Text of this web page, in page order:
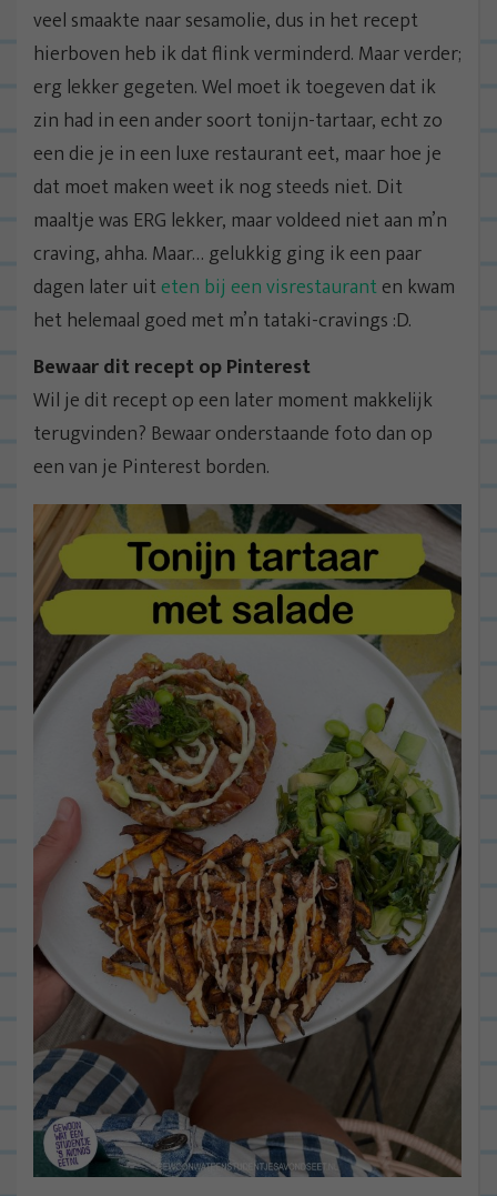
veel smaakte naar sesamolie, dus in het recept
hierboven heb ik dat flink verminderd. Maar verder;
erg lekker gegeten. Wel moet ik toegeven dat ik
zin had in een ander soort tonijn-tartaar, echt zo
een die je in een luxe restaurant eet, maar hoe je
dat moet maken weet ik nog steeds niet. Dit
maaltje was ERG lekker, maar voldeed niet aan m’n
craving, ahha. Maar… gelukkig ging ik een paar
dagen later uiteten bij een visrestauranten kwam
het helemaal goed met m’n tataki-cravings :D.
Bewaar dit recept op Pinterest
Wil je dit recept op een later moment makkelijk
terugvinden? Bewaar onderstaande foto dan op
een van je Pinterest borden.